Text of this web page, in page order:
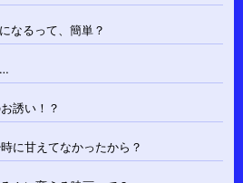
なるって、簡単？
誘い！？
に甘えてなかったから？